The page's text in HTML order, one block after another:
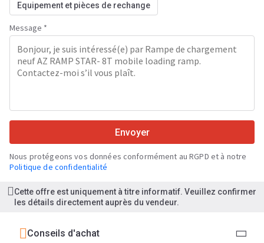
Equipement et pièces de rechange
Message *
Envoyer
Nous protégeons vos données conformément au RGPD et à notre
Politique de confidentialité
Cette offre est uniquement à titre informatif. Veuillez confirmer
les détails directement auprès du vendeur.
Conseils d'achat